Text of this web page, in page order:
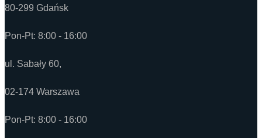
80-299 Gdańsk
Pon-Pt: 8:00 - 16:00
ul. Sabały 60,
02-174 Warszawa
Pon-Pt: 8:00 - 16:00